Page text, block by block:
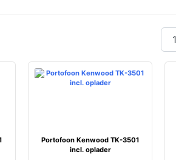
Portofoon Kenwood TK-3501
incl. oplader